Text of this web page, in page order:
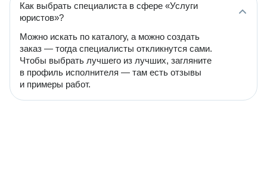
Как выбрать специалиста в сфере «Услуги
юристов»?
Можно искать по каталогу, а можно создать
заказ — тогда специалисты откликнутся сами.
Чтобы выбрать лучшего из лучших, загляните
в профиль исполнителя — там есть отзывы
и примеры работ.